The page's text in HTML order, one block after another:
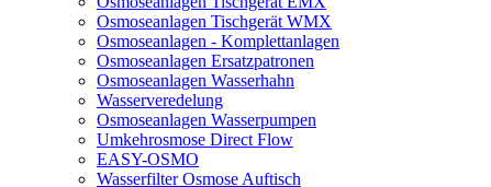
Osmoseanlagen Tischgerät WMX
Osmoseanlagen - Komplettanlagen
Osmoseanlagen Ersatzpatronen
Osmoseanlagen Wasserhahn
Wasserveredelung
Osmoseanlagen Wasserpumpen
Umkehrosmose Direct Flow
EASY-OSMO
Wasserfilter Osmose Auftisch